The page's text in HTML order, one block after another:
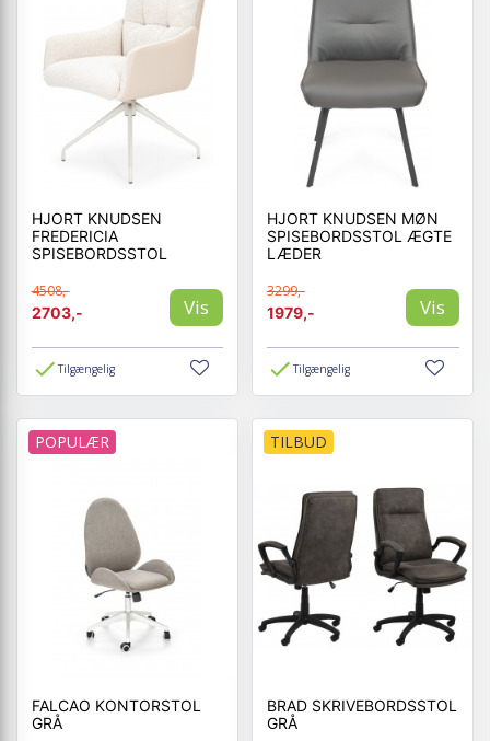
HJORT KNUDSEN
FREDERICIA
SPISEBORDSSTOL
4508,-
2703,-
Vis
Tilgængelig
HJORT KNUDSEN MØN
SPISEBORDSSTOL ÆGTE
LÆDER
3299,-
1979,-
Vis
Tilgængelig
POPULÆR
FALCAO KONTORSTOL
GRÅ
TILBUD
BRAD SKRIVEBORDSSTOL
GRÅ